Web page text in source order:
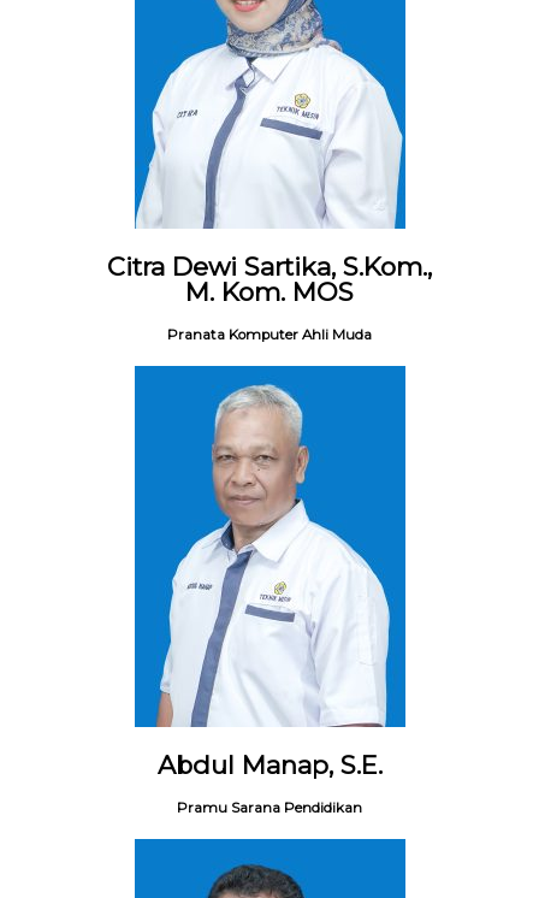
Citra Dewi Sartika, S.Kom.,
M. Kom. MOS
Pranata Komputer Ahli Muda
Abdul Manap, S.E.
Pramu Sarana Pendidikan